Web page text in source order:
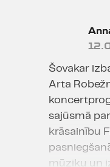
Šovakar
Arta
sajūsmā
krāsainību
mūziku un